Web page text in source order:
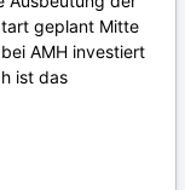
geplant Mitte
AMH investiert
ist das